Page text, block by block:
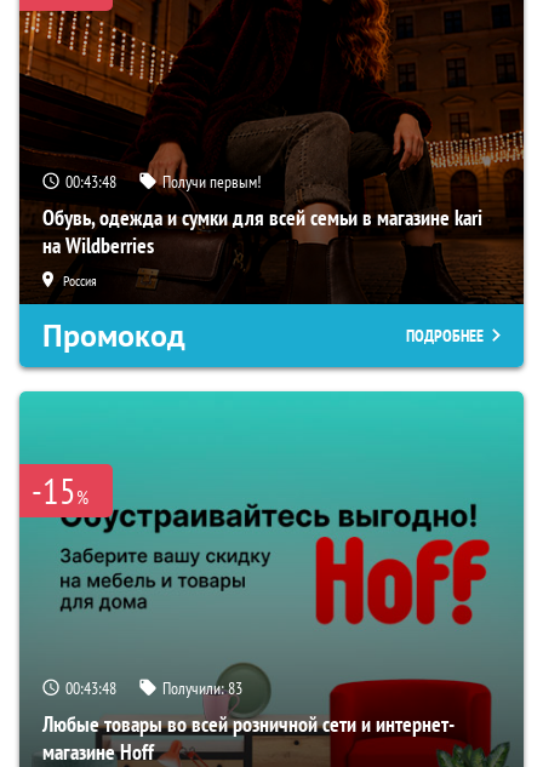
00:43:47 Получи первым!
Обувь, одежда и сумки для всей семьи в магазине kari
на Wildberries
Россия
Промокод ПОДРОБНЕЕ
-15%
00:43:47 Получили:83
Любые товары во всей розничной сети и интернет-
магазине Hoff